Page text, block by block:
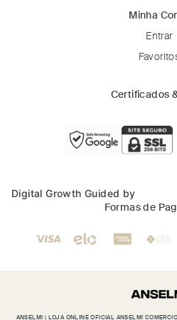
Minha
Entrar
Certificados
Digital Growth Guided by
Formas de
ANSELMI | LOJA ONLINE OFICIAL ANSELMI